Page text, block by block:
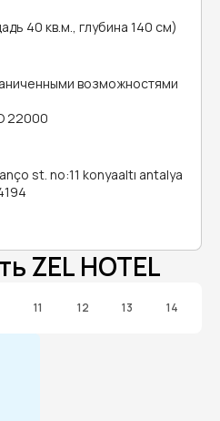
40 кв.м., глубина 140 см)
возможностями
22000
st. no:11 konyaaltı antalya
ZEL HOTEL
11 12 13 14